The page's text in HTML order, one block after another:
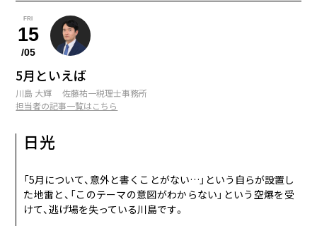
07 JUL
今夢中になっていること
宝くじ当たった、、、何する？
08 AUG 私の夏の風物詩
09 SEP Coming soon...
12 DEC Coming soon...
FRI
15
/05
5月といえば
川島 大輝 佐藤祐一税理士事務所
担当者の記事一覧はこちら
日光
「5月について、意外と書くことがない…」という自らが設置し
た地雷と、「このテーマの意図がわからない」という空爆を受
けて、逃げ場を失っている川島です。